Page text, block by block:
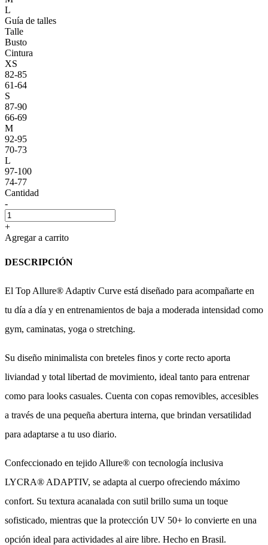
L
Guía de talles
Talle
Busto
Cintura
XS
82-85
61-64
S
87-90
66-69
M
92-95
70-73
L
97-100
74-77
Cantidad
-
+
Agregar a carrito
DESCRIPCIÓN
El Top Allure® Adaptiv Curve está diseñado para acompañarte en
tu día a día y en entrenamientos de baja a moderada intensidad como
gym, caminatas, yoga o stretching.
Su diseño minimalista con breteles finos y corte recto aporta
liviandad y total libertad de movimiento, ideal tanto para entrenar
como para looks casuales. Cuenta con copas removibles, accesibles
a través de una pequeña abertura interna, que brindan versatilidad
para adaptarse a tu uso diario.
Confeccionado en tejido Allure® con tecnología inclusiva
LYCRA® ADAPTIV, se adapta al cuerpo ofreciendo máximo
confort. Su textura acanalada con sutil brillo suma un toque
sofisticado, mientras que la protección UV 50+ lo convierte en una
opción ideal para actividades al aire libre. Hecho en Brasil.